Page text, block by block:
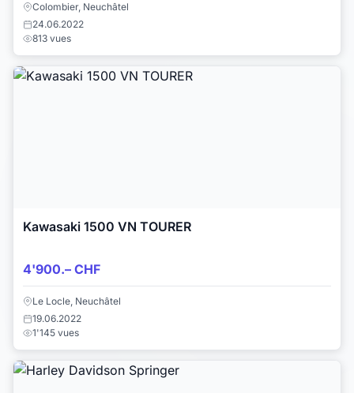
Colombier, Neuchâtel
24.06.2022
813 vues
Kawasaki 1500 VN TOURER
4'900.– CHF
Le Locle, Neuchâtel
19.06.2022
1'145 vues